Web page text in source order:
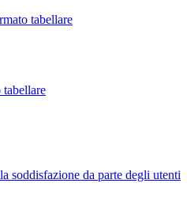
tabellare
soddisfazione da parte degli utenti